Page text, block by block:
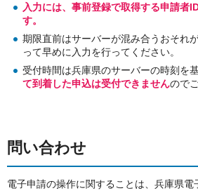
入力には、事前登録で取得する申請者
す。
期限直前はサーバーが混み合うおそれ
って早めに入力を行ってください。
受付時間は兵庫県のサーバーの時刻を
て到着した申込は受付できませんので
問い合わせ
電子申請の操作に関することは、兵庫県電